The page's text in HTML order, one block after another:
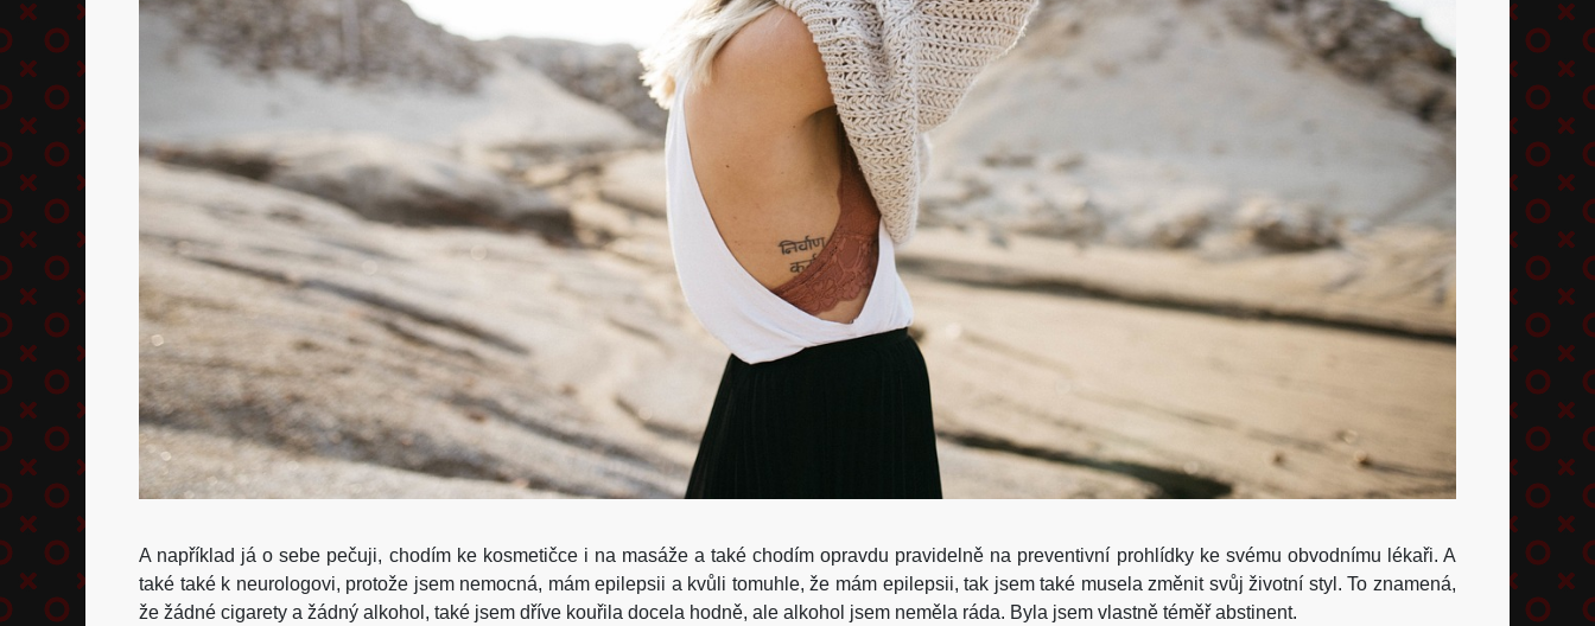
A například já o sebe pečuji, chodím ke kosmetičce i na masáže a také chodím opravdu pravidelně na preventivní prohlídky ke svému obvodnímu lékaři. A
také také k neurologovi, protože jsem nemocná, mám epilepsii a kvůli tomuhle, že mám epilepsii, tak jsem také musela změnit svůj životní styl. To znamená,
že žádné cigarety a žádný alkohol, také jsem dříve kouřila docela hodně, ale alkohol jsem neměla ráda. Byla jsem vlastně téměř abstinent.